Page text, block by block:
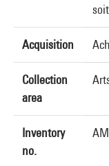
Acquisition
Collection
area
Inventory
no.